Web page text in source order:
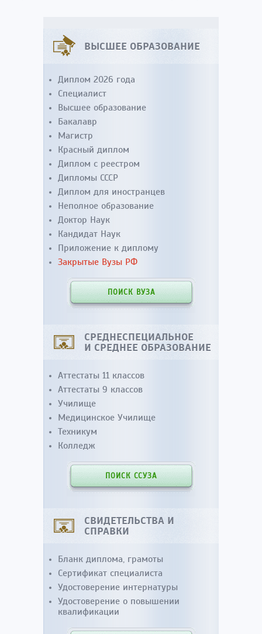
ВЫСШЕЕ ОБРАЗОВАНИЕ
Диплом 2026 года
Специалист
Высшее образование
Бакалавр
Магистр
Красный диплом
Диплом с реестром
Дипломы СССР
Диплом для иностранцев
Неполное образование
Доктор Наук
Кандидат Наук
Приложение к диплому
Закрытые Вузы РФ
ПОИСК ВУЗА
СРЕДНЕСПЕЦИАЛЬНОЕ
И СРЕДНЕЕ ОБРАЗОВАНИЕ
Аттестаты 11 классов
Аттестаты 9 классов
Училище
Медицинское Училище
Техникум
Колледж
ПОИСК ССУЗА
СВИДЕТЕЛЬСТВА И
СПРАВКИ
Бланк диплома, грамоты
Сертификат специалиста
Удостоверение интернатуры
Удостоверение о повышении
квалификации